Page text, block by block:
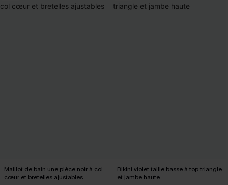
Maillot de bain une pièce noir à col
cœur et bretelles ajustables
Bikini violet taille basse à top triangle
et jambe haute